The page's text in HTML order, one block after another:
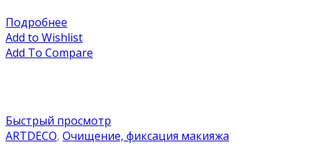
Подробнее
Add to Wishlist
Add To Compare
Быстрый просмотр
ARTDECO, Очищение, фиксация макияжа